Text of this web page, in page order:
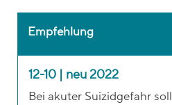
Empfehlung
12-10 | neu 2022
Bei akuter Suizidgefahr soll